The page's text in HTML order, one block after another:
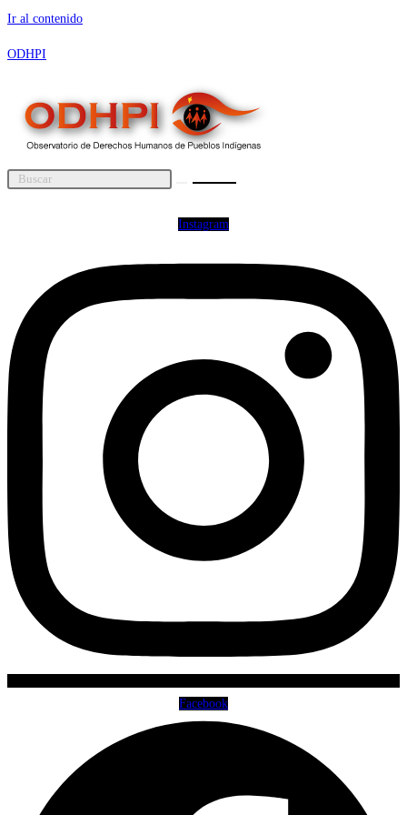
Ir al contenido
ODHPI
Instagram
Facebook